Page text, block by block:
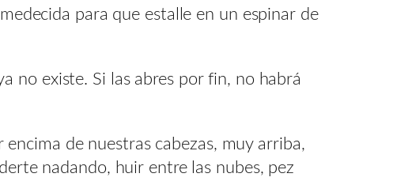
para que estalle en un espinar de
no existe. Si las abres por fin, no habrá
de nuestras cabezas, muy arriba,
nadando, huir entre las nubes, pez